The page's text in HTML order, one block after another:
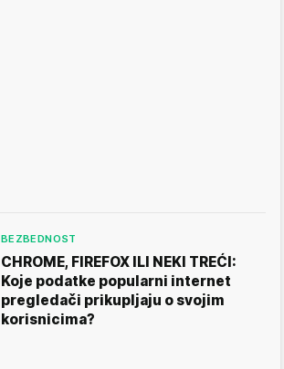
BEZBEDNOST
CHROME, FIREFOX ILI NEKI TREĆI:
Koje podatke popularni internet
pregledači prikupljaju o svojim
korisnicima?